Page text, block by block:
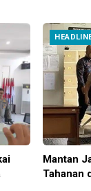
Mantan
Tahanan